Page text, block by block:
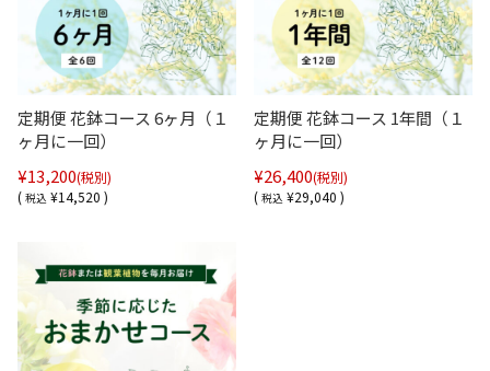
定期便 花鉢コース 6ヶ月（１
ヶ月に一回）
¥13,200(税別)
(税込 ¥14,520 )
定期便 花鉢コース 1年間（１
ヶ月に一回）
¥26,400(税別)
(税込 ¥29,040 )